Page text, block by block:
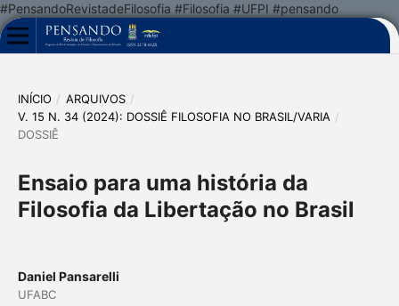
#PensandoRevistadeFilosofia #Filosofia #UFPI #pensando
INÍCIO / ARQUIVOS /
V. 15 N. 34 (2024): DOSSIÊ FILOSOFIA NO BRASIL/VARIA /
DOSSIÊ
Ensaio para uma história da
Filosofia da Libertação no Brasil
Daniel Pansarelli
UFABC